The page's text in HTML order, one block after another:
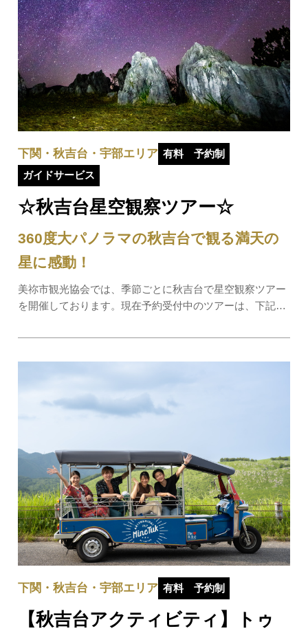
☆秋吉台星空観察ツアー☆
360度大パノラマの秋吉台で観る満天の
星に感動！
美祢市観光協会では、季節ごとに秋吉台で星空観察ツアー
を開催しております。現在予約受付中のツアーは、下記の
座流星群を観察しよう！！
下関・秋吉台・宇部エリア 有料
予約制
ガイドサービス
【秋吉台アクティビティ】トゥ
下関・秋吉台・宇部エリア 有料 予約制